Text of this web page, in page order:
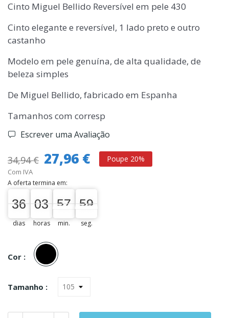
Cinto Miguel Bellido Reversível em pele 430
Cinto elegante e reversível, 1 lado preto e outro
castanho
Modelo em pele genuína, de alta qualidade, de
beleza simples
De Miguel Bellido, fabricado em Espanha
Tamanhos com corresp
Escrever uma Avaliação
34,94 € 27,96 € Poupe 20%
Com IVA
A oferta termina em:
36
36
00
dias
03
03
00
horas
57
57
58
min.
59
59
00
seg.
Cor :
Preto
Tamanho :